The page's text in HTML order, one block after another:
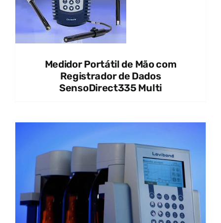
Medidor Portátil de Mão com
Registrador de Dados
SensoDirect335 Multi